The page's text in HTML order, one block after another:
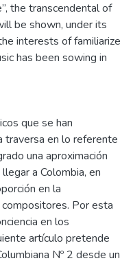
the transcendental of
be shown, under its
interests of familiarize
has been sowing in
que se han
traversa en lo referente
una aproximación
a Colombia, en
en la
Por esta
en los
artículo pretende
Nº 2 desde un